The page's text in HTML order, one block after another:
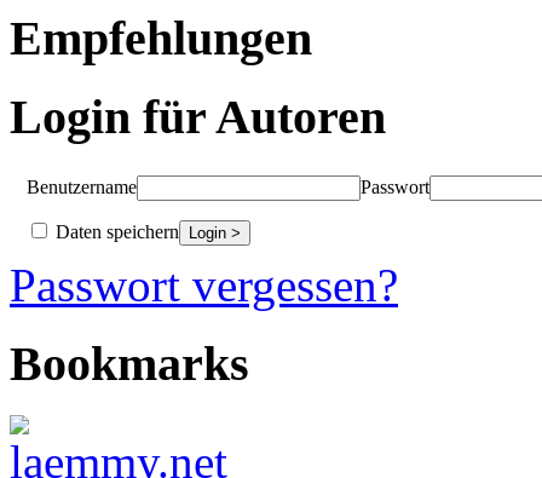
Empfehlungen
Login für Autoren
Benutzername Passwort
Daten speichern
Passwort vergessen?
Bookmarks